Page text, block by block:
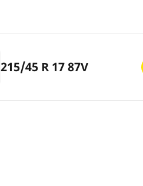
215/45 R 17 87V